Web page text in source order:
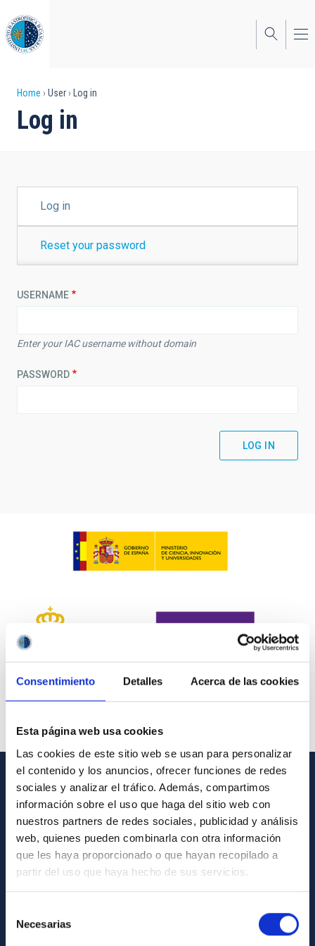
Consentimiento Detalles Acerca de las cookies
Esta página web usa cookies
Las cookies de este sitio web se usan para personalizar
el contenido y los anuncios, ofrecer funciones de redes
sociales y analizar el tráfico. Además, compartimos
información sobre el uso que haga del sitio web con
nuestros partners de redes sociales, publicidad y análisis
web, quienes pueden combinarla con otra información
que les haya proporcionado o que hayan recopilado a
partir del uso que haya hecho de sus servicios.
Necesarias
to
main
content
Breadcrumb
Home User Log in
Log in
TABSLog in
Reset your password
USERNAME
Enter your IAC username without domain
PASSWORD
GENERAL INFORMATION
Contact
How to get to the IAC
List of personnel
Library
General register